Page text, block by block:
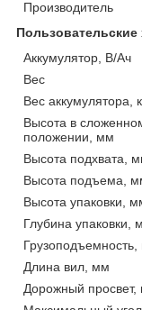
Производитель
Пользовательские
Аккумулятор, В/Ач
Вес
Вес аккумулятора,
Высота в
положении, мм
Высота подхвата,
Высота подъема,
Высота упаковки,
Глубина упаковки,
Грузоподъемность,
Длина вил, мм
Дорожный просвет,